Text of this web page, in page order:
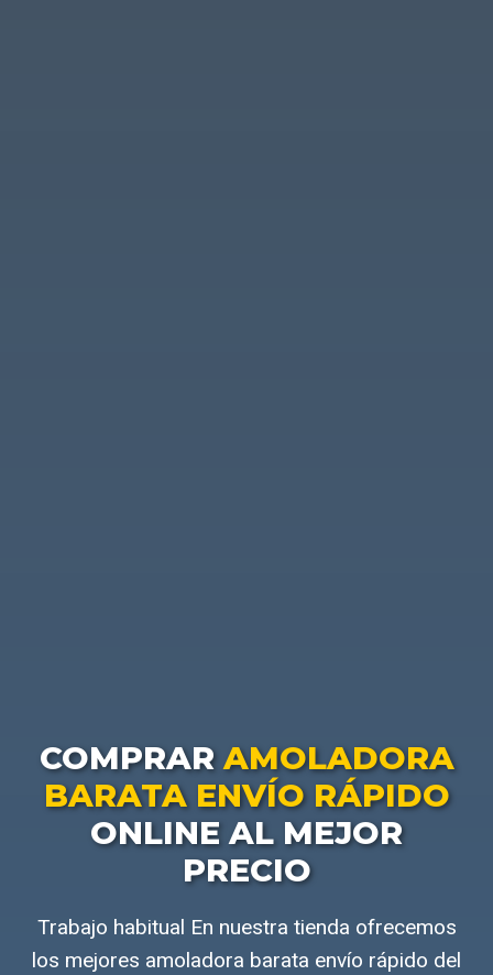
COMPRARAMOLADORA
BARATA ENVÍO RÁPIDO
ONLINE AL MEJOR
PRECIO
Trabajo habitual En nuestra tienda ofrecemos
los mejores amoladora barata envío rápido del